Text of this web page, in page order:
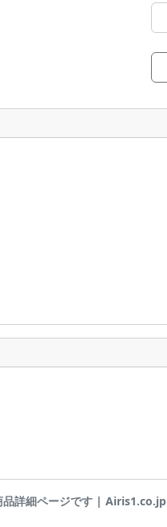
品詳細ページです | Airis1.co.jp